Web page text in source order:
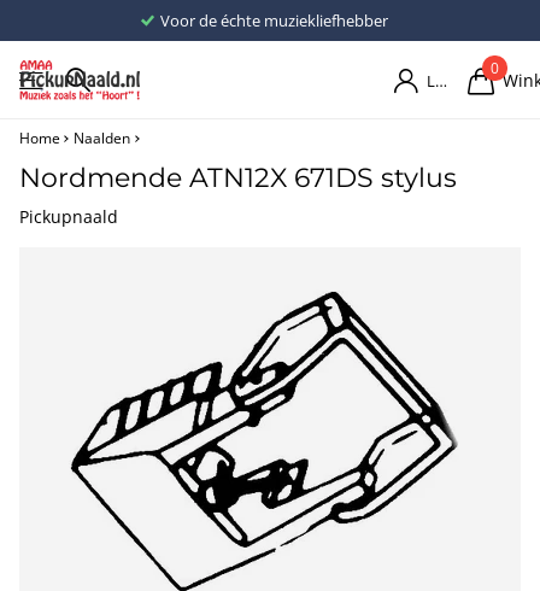
Voor de échte muziekliefhebber
Login
0
Home Naalden
Nordmende ATN12X 671DS stylus
Pickupnaald